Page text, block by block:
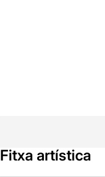
Fitxa artística